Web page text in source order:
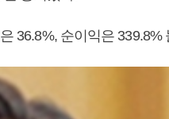
36.8%, 순이익은 339.8%